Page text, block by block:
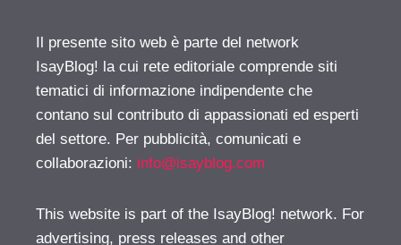
Il presente sito web è parte del network
IsayBlog! la cui rete editoriale comprende siti
tematici di informazione indipendente che
contano sul contributo di appassionati ed esperti
del settore. Per pubblicità, comunicati e
collaborazioni: info@isayblog.com
This website is part of the IsayBlog! network. For
advertising, press releases and other